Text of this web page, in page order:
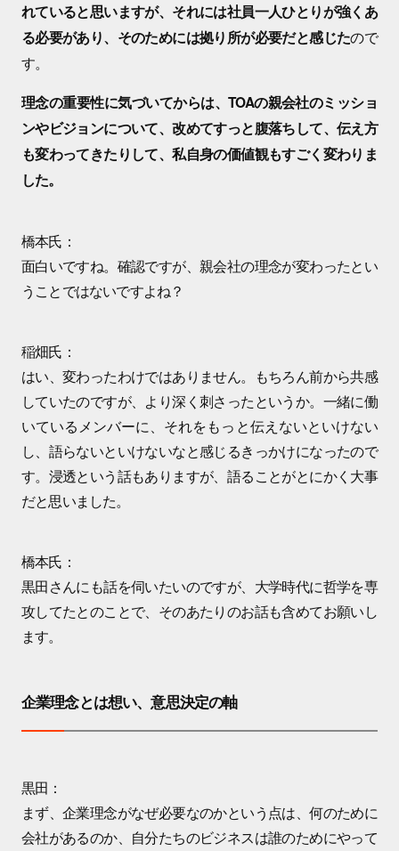
れていると思いますが、それには社員一人ひとりが強くあ
る必要があり、そのためには拠り所が必要だと感じたので
す。
理念の重要性に気づいてからは、TOAの親会社のミッショ
ンやビジョンについて、改めてすっと腹落ちして、伝え方
も変わってきたりして、私自身の価値観もすごく変わりま
した。
橋本氏：
面白いですね。確認ですが、親会社の理念が変わったとい
うことではないですよね？
稲畑氏：
はい、変わったわけではありません。もちろん前から共感
していたのですが、より深く刺さったというか。一緒に働
いているメンバーに、それをもっと伝えないといけない
し、語らないといけないなと感じるきっかけになったので
す。浸透という話もありますが、語ることがとにかく大事
だと思いました。
橋本氏：
黒田さんにも話を伺いたいのですが、大学時代に哲学を専
攻してたとのことで、そのあたりのお話も含めてお願いし
ます。
企業理念とは想い、意思決定の軸
黒田：
まず、企業理念がなぜ必要なのかという点は、何のために
会社があるのか、自分たちのビジネスは誰のためにやって